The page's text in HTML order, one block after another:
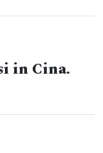
in Cina.